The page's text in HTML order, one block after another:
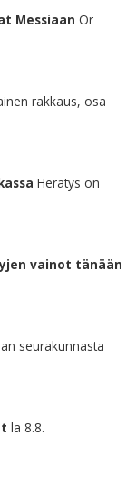
Messiaan Or
rakkaus, osa
Herätys on
vainot tänään
seurakunnasta
la 8.8.